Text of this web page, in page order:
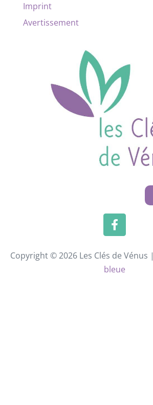
Imprint
Avertissement
Copyright © 2026 Les Clés de Vénus |
bleue